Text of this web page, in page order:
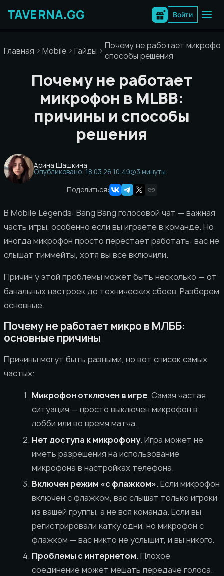
содержимому
Войти
Главная Mobile Гайды
Почему не работает
способы решения
Почему не работает
микрофон в MLBB:
причины и способы
решения
Арина Шашкина
Опубликовано: 18.03.26 10:49
3 минуты
Поделиться:
В Mobile Legends: Bang Bang голосовой чат — важная
часть игры, особенно если вы играете в команде. Но
иногда микрофон просто перестает работать: вас не
слышат тиммейты, хотя вы все включили.
Причин у этой проблемы может быть несколько — от
банальных настроек до технических сбоев. Разберем
основные.
Почему не работает микро в МЛББ:
основные причины
Причины могут быть разными, но вот список самых
частых:
Микрофон отключен в игре. Самая частая
ситуация — просто выключен микрофон в
лобби или во время матча.
Нет доступа к микрофону. Игра может не
иметь разрешения на использование
микрофона в настройках телефона.
Включен режим «с флажком». Если микрофон
включен с флажком, вас слышат только игроки
из вашей группы, а не вся команда. Если вы
регистрировали катку одни, но микрофон с
флажком — вас никто не услышит, и вы никого.
Проблемы с интернетом. Плохое
соединение может мешать передаче голоса.